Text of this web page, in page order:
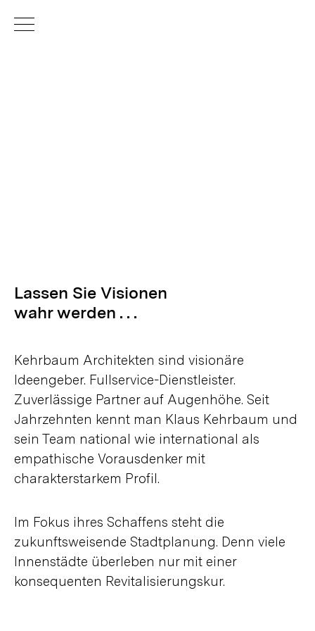
Lassen Sie Visionen
wahr werden . . .
Kehrbaum Architekten sind visionäre
Ideengeber. Fullservice-Dienstleister.
Zuverlässige Partner auf Augenhöhe. Seit
Jahrzehnten kennt man Klaus Kehrbaum und
sein Team national wie international als
empathische Vorausdenker mit
charakterstarkem Profil.
Im Fokus ihres Schaffens steht die
zukunftsweisende Stadtplanung. Denn viele
Innenstädte überleben nur mit einer
konsequenten Revitalisierungskur.